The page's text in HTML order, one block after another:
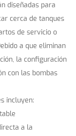
diseñadas para
cerca de tanques
de servicio o
a que eliminan
la configuración
con las bombas
incluyen:
a la